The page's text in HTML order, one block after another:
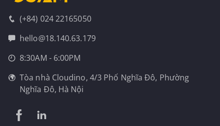
(+84) 024 22165050
hello@18.140.63.179
8:30AM - 6:00PM
Tòa nhà Cloudino, 4/3 Phố Nghĩa Đô, Phường
Nghĩa Đô, Hà Nội